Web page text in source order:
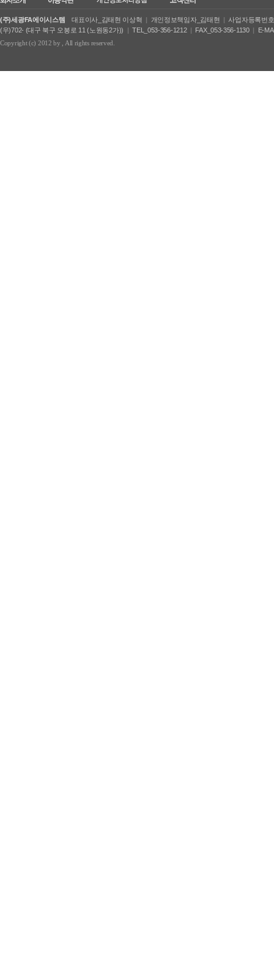
(주)세광FA에이시스템 대표이사_김태현 이상혁 | 개인정보책임자_김태현 | 사업자등록번
(우)702- (대구 북구 오봉로 11 (노원동2가))
| TEL_053-356-1212 | FAX_053-356-1130 |
E-
Copyright (c) 2012 by
, All rights reserved.